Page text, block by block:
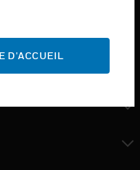
D'ACCUEIL